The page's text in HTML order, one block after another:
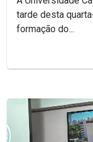
tarde desta
formação do...